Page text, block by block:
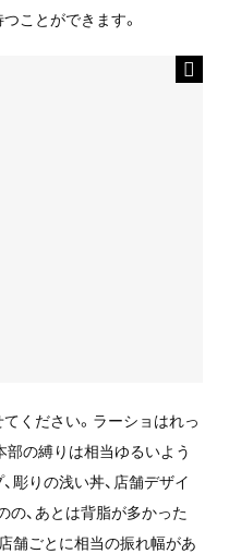
ことができます。
ください。ラーショはれっ
部の縛りは相当ゆるいよう
彫りの浅い丼、店舗デザイ
、あとは背脂が多かった
舗ごとに相当の振れ幅があ